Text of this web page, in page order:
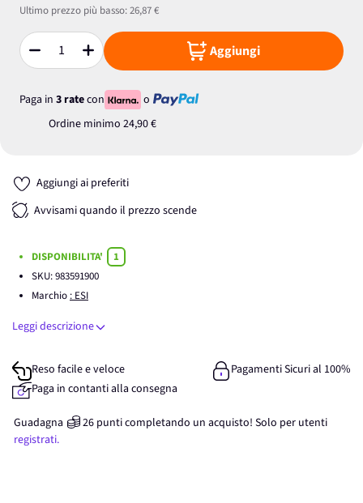
Ultimo prezzo più basso:26,87 €
Quantità Aggiungi
Paga in 3 ratecon
o
Ordine minimo 24,90 €
Aggiungi ai preferiti
Avvisami quando il prezzo scende
DISPONIBILITA'
1
SKU:983591900
Marchio : ESI
Leggi descrizione
Reso facile e veloce
Pagamenti Sicuri al 100%
Paga in contanti alla consegna
Guadagna 26 punticompletando un acquisto! Solo per utenti
registrati.